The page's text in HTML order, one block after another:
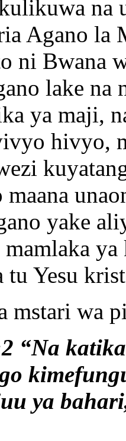
na
Agano la
ni Bwana
lake na
ya maji,
hivyo,
maana
yake
ya
tu Yesu
mstari wa
“Na
ya